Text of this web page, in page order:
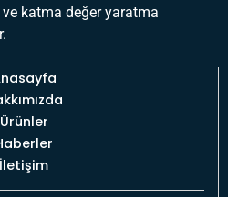
katma değer yaratma
Ürünler
İletişim